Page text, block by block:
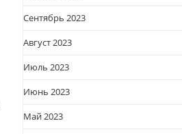
Сентябрь 2023
Август 2023
Июль 2023
Июнь 2023
Май 2023